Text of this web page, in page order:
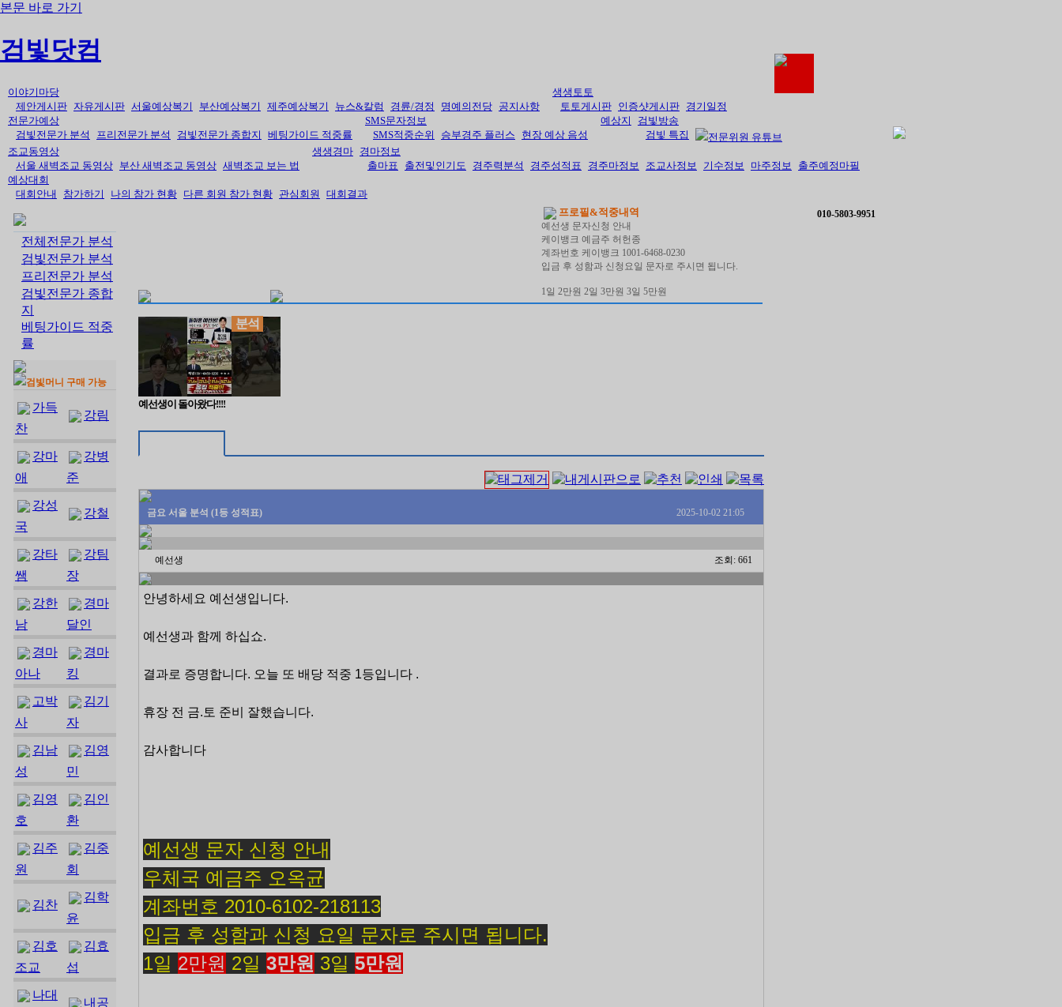
본문 바로 가기
검빛닷컴
이야기마당
제안게시판 자유게시판 서울예상복기 부산예상복기 제주예상복기 뉴스&칼럼 경륜/경정 명예의전당 공지사항
생생토토
토토게시판 인증샷게시판 경기일정
전문가예상
검빛전문가 분석
프리전문가 분석 검빛전문가 종합지 베팅가이드 적중률
SMS문자정보
SMS적중순위
승부경주 플러스 현장 예상 음성
예상지
검빛방송
검빛 특집
전문위원 유튜브
조교동영상
서울 새벽조교 동영상 부산 새벽조교 동영상 새벽조교 보는 법
생생경마 경마정보
출마표
출전및인기도 경주력분석 경주성적표 경주마정보 조교사정보 기수정보 마주정보
출주예정마필
예상대회
대회안내
참가하기 나의 참가 현황 다른 회원 참가 현황 관심회원 대회결과
전체전문가 분석
검빛전문가 분석
프리전문가 분석
검빛전문가 종합
지
베팅가이드 적중
률
검빛머니 구매 가능
가득
찬
강림
강마
애
강병
준
강성
국
강철
강타
쌤
강팀
장
강한
남
경마
달인
경마
아나
경마
킹
고박
사
김기
자
김남
성
김영
민
김영
호
김인
환
김주
원
김중
회
김찬
김학
윤
김호
조교
김효
섭
나대
내공
프로필&적중내역
예선생 문자신청 안내
케이뱅크 예금주 허헌종
계좌번호 케이뱅크 1001-6468-0230
입금 후 성함과 신청요일 문자로 주시면 됩니다.
1일 2만원 2일 3만원 3일 5만원
예선생이 돌아왔다!!!!
분석
금요 서울 분석 (1등 성적표) 2025-10-02 21:05
예선생 조회: 661
안녕하세요 예선생입니다.
예선생과 함께 하십쇼.
결과로 증명합니다. 오늘 또 배당 적중 1등입니다 .
휴장 전 금.토 준비 잘했습니다.
감사합니다
예선생 문자 신청 안내
우체국 예금주 오옥균
계좌번호 2010-6102-218113
입금 후 성함과 신청 요일 문자로 주시면 됩니다.
1일 2만원 2일 3만원 3일 5만원
010-5803-9951